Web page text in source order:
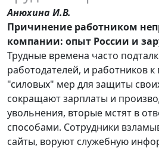
Анюхина И.В.
Причинение работником
компании: опыт России и
Трудные времена часто
работодателей, и работников
"силовых" мер для защиты
сокращают зарплаты и
увольнения, вторые мстят в
способами. Сотрудники
сайты, воруют служебную